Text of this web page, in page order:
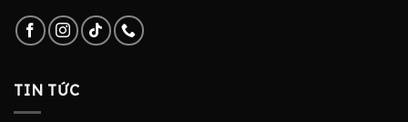
TIN TỨC